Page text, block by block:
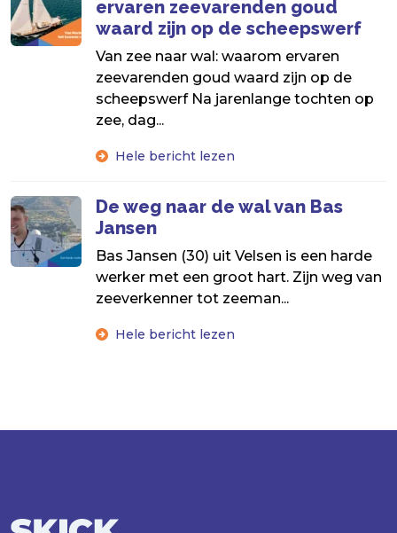
ervaren zeevarenden goud
waard zijn op de scheepswerf
Van zee naar wal: waarom ervaren
zeevarenden goud waard zijn op de
scheepswerf Na jarenlange tochten op
zee, dag...
Hele bericht lezen
De weg naar de wal van Bas
Jansen
Bas Jansen (30) uit Velsen is een harde
werker met een groot hart. Zijn weg van
zeeverkenner tot zeeman...
Hele bericht lezen